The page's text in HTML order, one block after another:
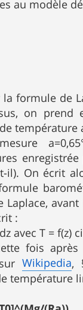
au modèle
la formule de
on prend
température
il). On écrit
Laplace,
:
avec T = f(z)
fois après
Wikipedia,
température